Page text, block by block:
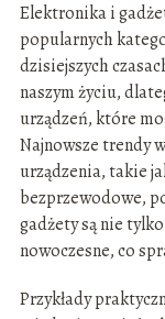
Elektronika i
popularnych
dzisiejszych
naszym życiu,
urządzeń, które
Najnowsze trendy
urządzenia, takie
bezprzewodowe,
gadżety są nie
nowoczesne, co
Przykłady